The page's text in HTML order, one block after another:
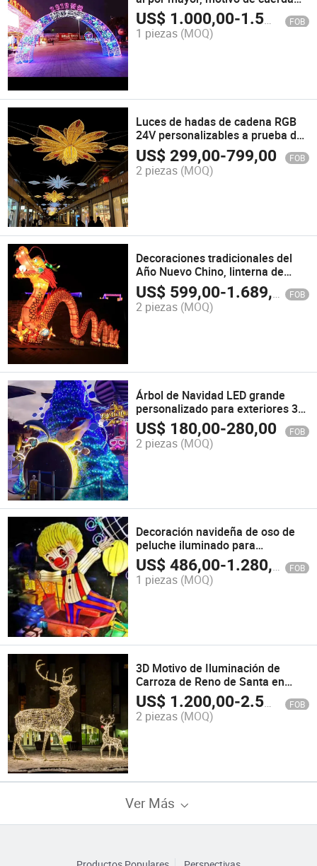
navideña
US$ 1.000,00-1.500,00 FOB
1 piezas (MOQ)
Luces de hadas de cadena RGB
24V personalizables a prueba de
agua para decoraciones
navideñas al aire libre con tema
floral de linterna IP65
US$299,00-799,00 FOB
2 piezas (MOQ)
Decoraciones tradicionales del
Año Nuevo Chino, linterna de
dragón de seda impermeable,
linterna de dragón china para
exteriores
US$ 599,00-1.689,00 FOB
2 piezas (MOQ)
Árbol de Navidad LED grande
personalizado para exteriores 3D
tema oceánico para decoraciones
navideñas en parques y centros
comerciales
US$ 180,00-280,00 FOB
2 piezas (MOQ)
Decoración navideña de oso de
peluche iluminado para
exteriores e interiores en el jardín
US$486,00-1.280,00 FOB
1 piezas (MOQ)
3D Motivo de Iluminación de
Carroza de Reno de Santa en
Acrílico a Tamaño Real
US$ 1.200,00-2.500,00 FOB
2 piezas (MOQ)
Ver Más